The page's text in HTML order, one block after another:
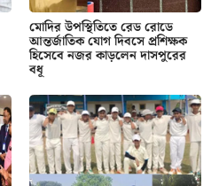
মোদির উপস্থিতিতে রেড রোডে
আন্তর্জাতিক যোগ দিবসে প্রশিক্ষক
হিসেবে নজর কাড়লেন দাসপুরের
বধূ